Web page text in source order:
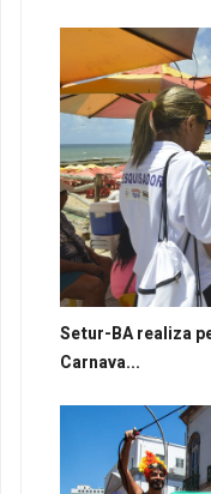
Setur-BA realiza
Carnava...